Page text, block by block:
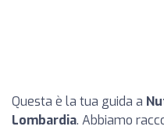
Questa è la tua guida a
Lombardia. Abbiamo